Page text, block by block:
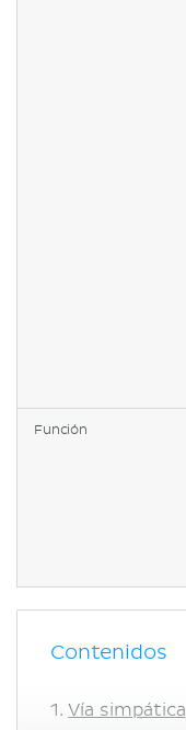
Función
Contenidos
Vía simpática